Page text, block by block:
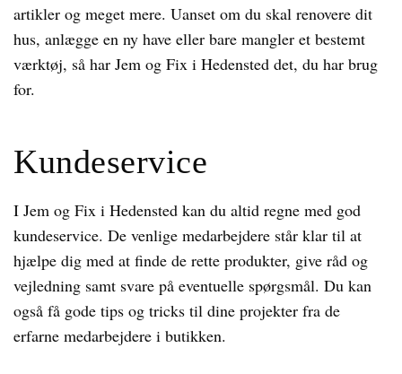
artikler og meget mere. Uanset om du skal renovere dit
hus, anlægge en ny have eller bare mangler et bestemt
værktøj, så har Jem og Fix i Hedensted det, du har brug
for.
Kundeservice
I Jem og Fix i Hedensted kan du altid regne med god
kundeservice. De venlige medarbejdere står klar til at
hjælpe dig med at finde de rette produkter, give råd og
vejledning samt svare på eventuelle spørgsmål. Du kan
også få gode tips og tricks til dine projekter fra de
erfarne medarbejdere i butikken.